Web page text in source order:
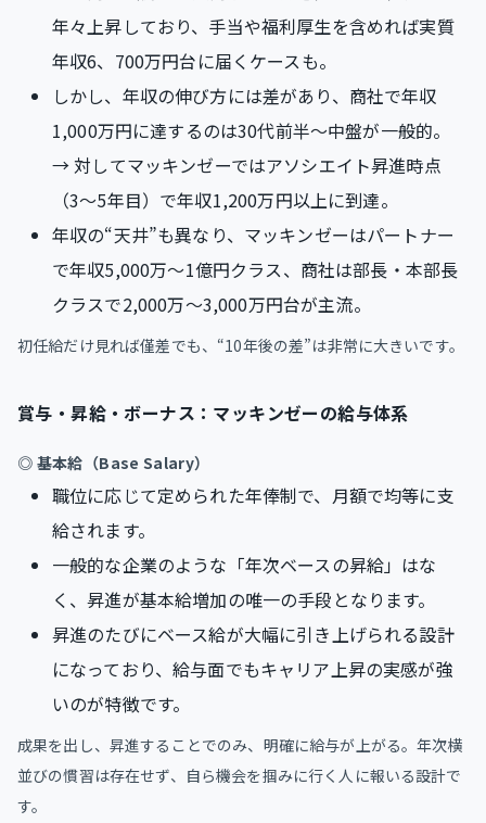
年々上昇しており、手当や福利厚生を含めれば実質
年収6、700万円台に届くケースも。
しかし、年収の伸び方には差があり、商社で年収
1,000万円に達するのは30代前半〜中盤が一般的。
→ 対してマッキンゼーではアソシエイト昇進時点
（3〜5年目）で年収1,200万円以上に到達。
年収の“天井”も異なり、マッキンゼーはパートナー
で年収5,000万〜1億円クラス、商社は部長・本部長
クラスで2,000万〜3,000万円台が主流。
初任給だけ見れば僅差でも、“10年後の差”は非常に大きいです。
賞与・昇給・ボーナス：マッキンゼーの給与体系
◎ 基本給（Base Salary）
職位に応じて定められた年俸制で、月額で均等に支
給されます。
一般的な企業のような「年次ベースの昇給」はな
く、昇進が基本給増加の唯一の手段となります。
昇進のたびにベース給が大幅に引き上げられる設計
になっており、給与面でもキャリア上昇の実感が強
いのが特徴です。
成果を出し、昇進することでのみ、明確に給与が上がる。年次横
並びの慣習は存在せず、自ら機会を掴みに行く人に報いる設計で
す。